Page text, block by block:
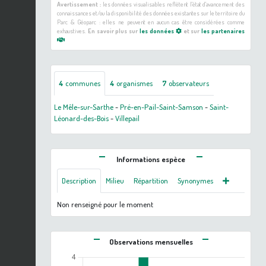
Avertissement :les données visualisables reflètent l'état d'avancement des
connaissances et/ou la disponibilité des données existantes sur le territoire du
Parc & Géoparc : elles ne peuvent en aucun cas être considérées comme
exhaustives. En savoir plus sur les données et surles partenaires
4 communes 4 organismes 7 observateurs
Le Mêle-sur-Sarthe-Pré-en-Pail-Saint-Samson -Saint-
Léonard-des-Bois-Villepail
Informations espèce
Description Milieu Répartition Synonymes
Non renseigné pour le moment
Observations mensuelles